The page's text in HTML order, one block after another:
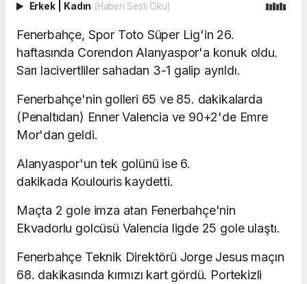
Erkek Kadın (Haberi Sesli Oku)
Fenerbahçe, Spor Toto Süper Lig'in 26.
haftasında Corendon Alanyaspor'a konuk oldu.
Sarı lacivertliler sahadan 3-1 galip ayrıldı.
Fenerbahçe'nin golleri 65 ve 85. dakikalarda
(Penaltıdan) Enner Valencia ve 90+2'de Emre
Mor'dan geldi.
Alanyaspor'un tek golünü ise 6.
dakikada Koulouris kaydetti.
Maçta 2 gole imza atan Fenerbahçe'nin
Ekvadorlu golcüsü Valencia ligde 25 gole ulaştı.
Fenerbahçe Teknik Direktörü Jorge Jesus maçın
68. dakikasında kırmızı kart gördü. Portekizli